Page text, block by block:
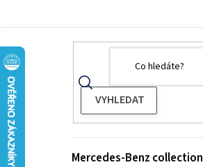
Mercedes-Benz collection